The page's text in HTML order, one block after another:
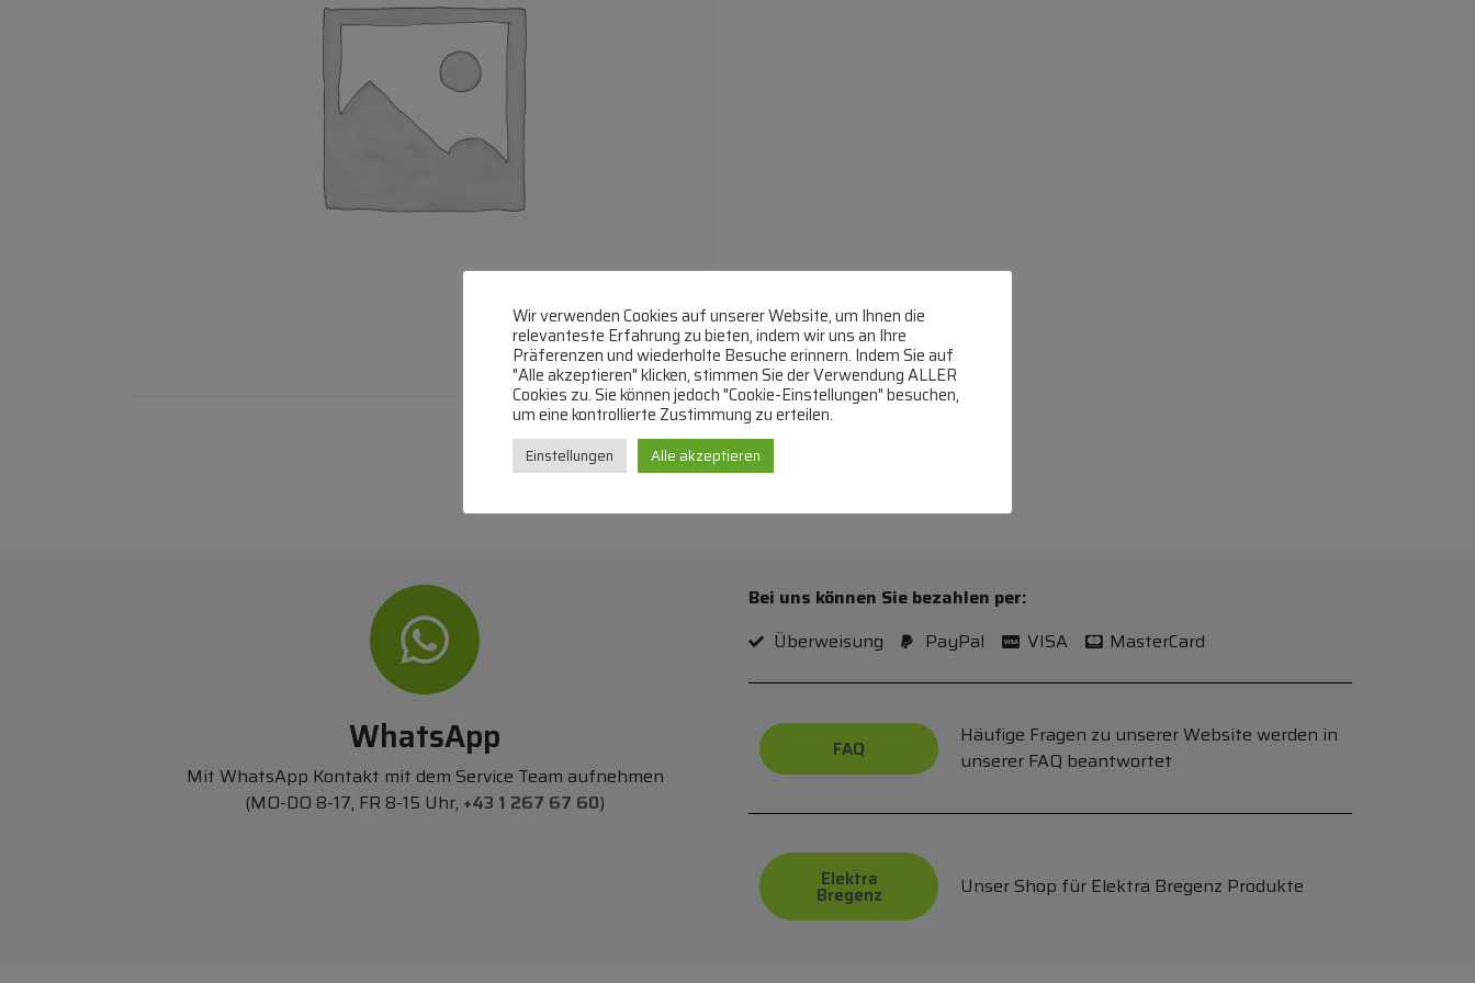
WhatsApp
Mit WhatsApp Kontakt mit dem Service Team aufnehmen
(MO-DO 8-17, FR 8-15 Uhr, +43 1 267 67 60)
Bei uns können Sie bezahlen per:
Überweisung
PayPal VISA MasterCard
FAQ
Häufige Fragen zu unserer Website werden in
unserer FAQ beantwortet
Elektra
Bregenz Unser Shop für Elektra Bregenz Produkte
Wir verwenden Cookies auf unserer Website, um Ihnen die
relevanteste Erfahrung zu bieten, indem wir uns an Ihre
Präferenzen und wiederholte Besuche erinnern. Indem Sie auf
"Alle akzeptieren" klicken, stimmen Sie der Verwendung ALLER
Cookies zu. Sie können jedoch "Cookie-Einstellungen" besuchen,
um eine kontrollierte Zustimmung zu erteilen.
Einstellungen Alle akzeptieren